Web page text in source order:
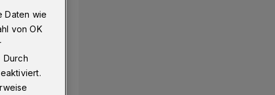
Daten wie
von OK
Durch